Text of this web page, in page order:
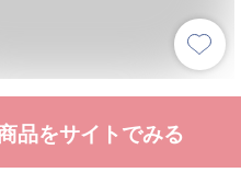
品をサイトでみる